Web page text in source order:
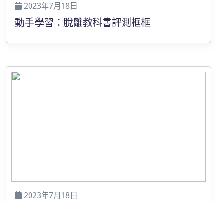
2023年7月18日
動手學習：脫離教科書評測框框
2023年7月18日